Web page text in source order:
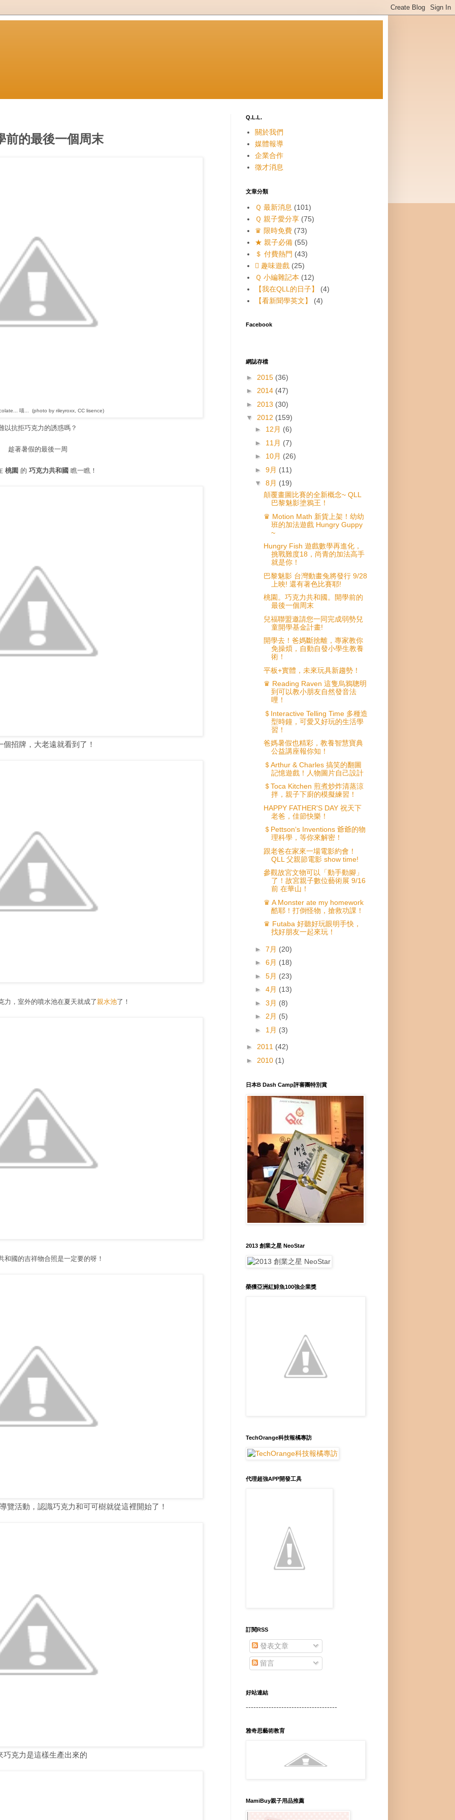
前的最後一個周末
喵... (photo by rileyroxx, CC lisence)
以抗拒巧克力的誘惑嗎？
趁著暑假的最後一周
桃園 的 巧克力共和國 瞧一瞧！
個招牌，大老遠就看到了！
力，室外的噴水池在夏天就成了親水池了！
和國的吉祥物合照是一定要的呀！
覽活動，認識巧克力和可可樹就從這裡開始了！
巧克力是這樣生產出來的
Q.L.L.
關於我們
媒體報導
企業合作
徵才消息
文章分類
Ｑ 最新消息 (101)
Ｑ 親子愛分享 (75)
♛ 限時免費 (73)
★ 親子必備 (55)
＄ 付費熱門 (43)
 趣味遊戲 (25)
Ｑ 小編雜記本 (12)
【我在QLL的日子】
(4)
【看新聞學英文】
(4)
Facebook
網誌存檔
► 2015 (36)
► 2014 (47)
► 2013 (30)
▼ 2012 (159)
► 12月 (6)
► 11月 (7)
► 10月 (26)
► 9月 (11)
▼ 8月 (19)
顛覆畫圖比賽的全新概念~ QLL
巴黎魅影塗鴉王！
♛ Motion Math 新貨上架！幼幼
班的加法遊戲 Hungry Guppy
~
Hungry Fish 遊戲數學再進化，
挑戰難度18，尚青的加法高手
就是你！
巴黎魅影 台灣動畫兔將發行 9/28
上映! 還有著色比賽耶!
桃園。巧克力共和國。開學前的
最後一個周末
兒福聯盟邀請您一同完成弱勢兒
童開學基金計畫!
開學去！爸媽斷捨離，專家教你
免操煩，自動自發小學生教養
術！
平板+實體，未來玩具新趨勢！
♛ Reading Raven 這隻烏鴉聰明
到可以教小朋友自然發音法
哩！
＄Interactive Telling Time 多種造
型時鐘，可愛又好玩的生活學
習！
爸媽暑假也精彩，教養智慧寶典
公益講座報你知！
＄Arthur & Charles 搞笑的翻圖
記憶遊戲！人物圖片自己設計
＄Toca Kitchen 煎煮炒炸清蒸涼
拌，親子下廚的模擬練習！
HAPPY FATHER'S DAY 祝天下
老爸，佳節快樂！
＄Pettson‘s Inventions 爺爺的物
理科學，等你來解密！
跟老爸在家來一場電影約會！
QLL 父親節電影 show time!
參觀故宮文物可以「動手動腳」
了！故宮親子數位藝術展 9/16
前 在華山！
♛ A Monster ate my homework
酷耶！打倒怪物，搶救功課！
♛ Futaba 好聽好玩眼明手快，
找好朋友一起來玩！
► 7月 (20)
► 6月 (18)
► 5月 (23)
► 4月 (13)
► 3月 (8)
► 2月 (5)
► 1月 (3)
► 2011 (42)
► 2010 (1)
日本B Dash Camp評審團特別賞
2013 創業之星 NeoStar
榮獲亞洲紅鯡魚100強企業獎
TechOrange科技報橘專訪
代理超強APP開發工具
訂閱RSS
發表文章
留言
好站連結
------------------------------------
雅奇思藝術教育
MamiBuy親子用品推薦